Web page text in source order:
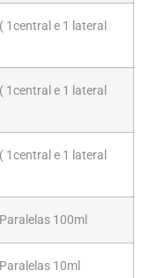
e 1 lateral
e 1 lateral
e 1 lateral
100ml
10ml